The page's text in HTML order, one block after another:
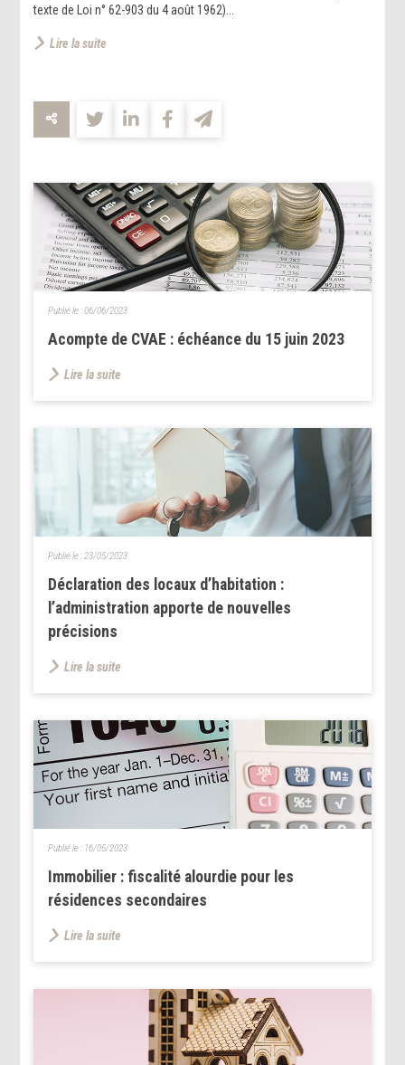
texte de Loi n° 62-903 du 4 août 1962)...
Lire la suite
Acompte de CVAE : échéance du 15 juin 2023
Publié le :06/06/2023
Lire la suite
Déclaration des locaux d’habitation :
l’administration apporte de nouvelles
précisions
Publié le : 23/05/2023
Lire la suite
Immobilier : fiscalité alourdie pour les
résidences secondaires
Publié le : 16/05/2023
Lire la suite